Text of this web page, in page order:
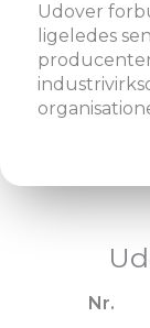
Udover
ligeledes
Nr.